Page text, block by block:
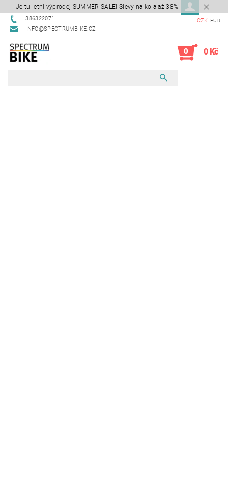
Je tu letní výprodej SUMMER SALE! Slevy na kola až 38%!
386322071
INFO@SPECTRUMBIKE.CZ
CZK EUR
0 0 Kč